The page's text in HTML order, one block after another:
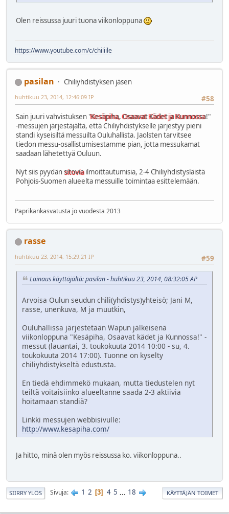
Olen reissussa juuri tuona viikonloppuna
https://www.youtube.com/c/chiliile
pasilan
Chiliyhdistyksen jäsen
#58
huhtikuu 23, 2014, 12:46:09 IP
Sain juuri vahvistuksen "Kesäpiha, Osaavat Kädet ja Kunnossa!"
-messujen järjestäjältä, että Chiliyhdistykselle järjestyy pieni
standi kyseisiltä messuilta Ouluhallista. Jaolsten tarvitsee
tiedon messu-osallistumisestamme pian, jotta messukamat
saadaan lähetettyä Ouluun.
Nyt siis pyydänsitoviailmoittautumisia, 2-4 Chiliyhdistysläistä
Pohjois-Suomen alueelta messuille toimintaa esittelemään.
Paprikankasvatusta jo vuodesta 2013
rasse
#59
huhtikuu 23, 2014, 15:29:21 IP
Lainaus käyttäjältä: pasilan - huhtikuu 23, 2014, 08:32:05 AP
Arvoisa Oulun seudun chili(yhdistys)yhteisö; Jani M,
rasse, unenkuva, M ja muutkin,
Ouluhallissa järjestetään Wapun jälkeisenä
viikonloppuna "Kesäpiha, Osaavat kädet ja Kunnossa!" -
messut (lauantai, 3. toukokuuta 2014 10:00 - su, 4.
toukokuuta 2014 17:00). Tuonne on kyselty
chiliyhdistykseltä edustusta.
En tiedä ehdimmekö mukaan, mutta tiedustelen nyt
teiltä voitaisiinko alueeltanne saada 2-3 aktiivia
hoitamaan standiä?
Linkki messujen webbisivulle:
http://www.kesapiha.com/
Ja hitto, minä olen myös reissussa ko. viikonloppuna..
SIIRRY YLÖS Sivuja 1 2 3 4 5 ... 18 KÄYTTÄJÄN TOIMET